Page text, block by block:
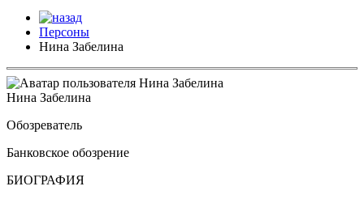
Персоны
Нина Забелина
Нина Забелина
Обозреватель
Банковское обозрение
БИОГРАФИЯ